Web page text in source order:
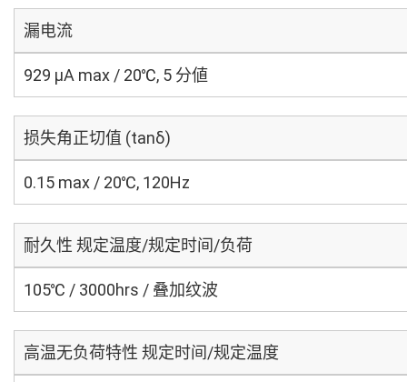
漏电流
929 μA max / 20℃, 5 分値
损失角正切值 (tanδ)
0.15 max / 20℃, 120Hz
耐久性 规定温度/规定时间/负荷
105℃ / 3000hrs / 叠加纹波
高温无负荷特性 规定时间/规定温度